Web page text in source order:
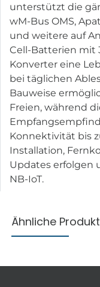
unterstützt die
wM-Bus OMS,
und weitere auf
Cell-Batterien mit
Konverter eine
bei täglichen
Bauweise
Freien, während
Konnektivität bis
Installation,
Updates erfolgen
NB-IoT.
Ähnliche